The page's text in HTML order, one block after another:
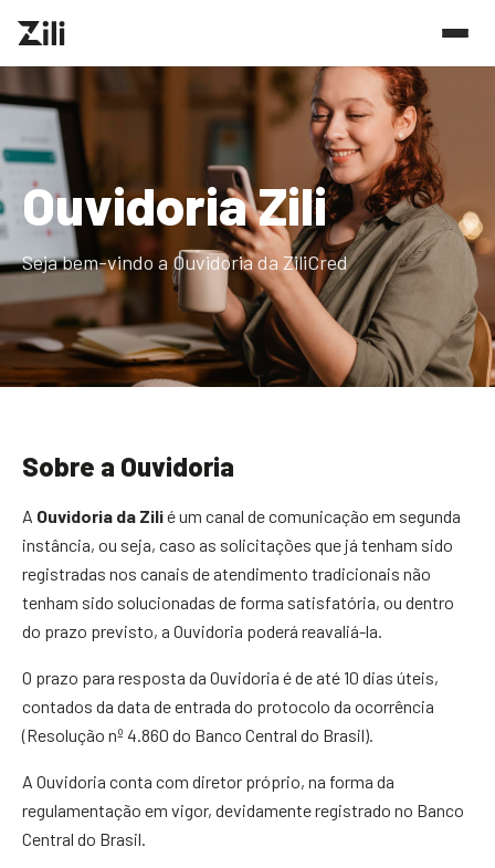
Ouvidoria Zili
Seja bem-vindo a Ouvidoria da ZiliCred
Sobre a Ouvidoria
A Ouvidoria da Zilié um canal de comunicação em segunda
instância, ou seja, caso as solicitações que já tenham sido
registradas nos canais de atendimento tradicionais não
tenham sido solucionadas de forma satisfatória, ou dentro
do prazo previsto, a Ouvidoria poderá reavaliá-la.
O prazo para resposta da Ouvidoria é de até 10 dias úteis,
contados da data de entrada do protocolo da ocorrência
(Resolução nº 4.860 do Banco Central do Brasil).
A Ouvidoria conta com diretor próprio, na forma da
regulamentação em vigor, devidamente registrado no Banco
Central do Brasil.